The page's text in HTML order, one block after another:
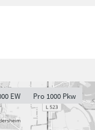
EW Pro 1000 Pkw